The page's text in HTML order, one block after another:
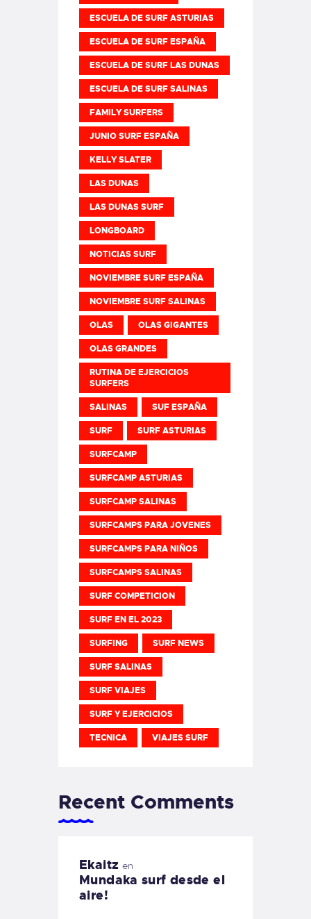
ESCUELA DE SURF ASTURIAS
ESCUELA DE SURF ESPAÑA
ESCUELA DE SURF LAS DUNAS
ESCUELA DE SURF SALINAS
FAMILY SURFERS
JUNIO SURF ESPAÑA
KELLY SLATER
LAS DUNAS
LAS DUNAS SURF
LONGBOARD
NOTICIAS SURF
NOVIEMBRE SURF ESPAÑA
NOVIEMBRE SURF SALINAS
OLAS OLAS GIGANTES
OLAS GRANDES
RUTINA DE EJERCICIOS
SURFERS
SALINAS SUF ESPAÑA
SURF SURF ASTURIAS
SURFCAMP
SURFCAMP ASTURIAS
SURFCAMP SALINAS
SURFCAMPS PARA JOVENES
SURFCAMPS PARA NIÑOS
SURFCAMPS SALINAS
SURF COMPETICION
SURF EN EL 2023
SURFING SURF NEWS
SURF SALINAS
SURF VIAJES
SURF Y EJERCICIOS
TECNICA VIAJES SURF
Recent Comments
Ekaitz en
Mundaka surf desde el
aire!